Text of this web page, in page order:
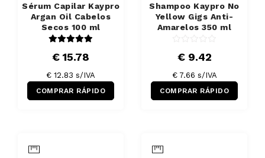
Sérum Capilar Kaypro
Argan Oil Cabelos
Secos 100 ml
€ 15.78
€ 12.83 s/IVA
COMPRAR RÁPIDO
Shampoo Kaypro No
Yellow Gigs Anti-
Amarelos 350 ml
€ 9.42
€ 7.66 s/IVA
COMPRAR RÁPIDO